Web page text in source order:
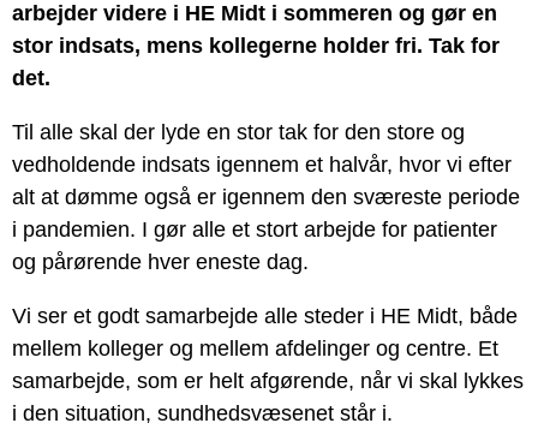
arbejder videre i HE Midt i sommeren og gør en
stor indsats, mens kollegerne holder fri. Tak for
det.
Til alle skal der lyde en stor tak for den store og
vedholdende indsats igennem et halvår, hvor vi efter
alt at dømme også er igennem den sværeste periode
i pandemien. I gør alle et stort arbejde for patienter
og pårørende hver eneste dag.
Vi ser et godt samarbejde alle steder i HE Midt, både
mellem kolleger og mellem afdelinger og centre. Et
samarbejde, som er helt afgørende, når vi skal lykkes
i den situation, sundhedsvæsenet står i.